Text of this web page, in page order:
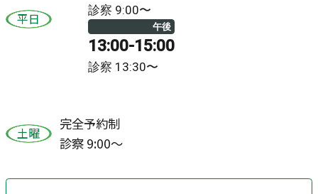
平日
診察 9:00〜
午後
13:00-15:00
診察 13:30〜
土曜
完全予約制
診察 9:00〜